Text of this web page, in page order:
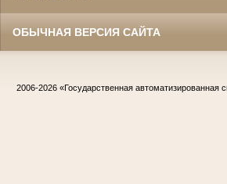
ОБЫЧНАЯ ВЕРСИЯ САЙТА
2006-2026 «Государственная